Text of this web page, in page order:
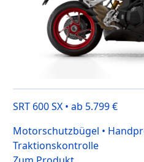
SRT 600 SX • ab 5.799 €
Motorschutzbügel •
Traktionskontrolle